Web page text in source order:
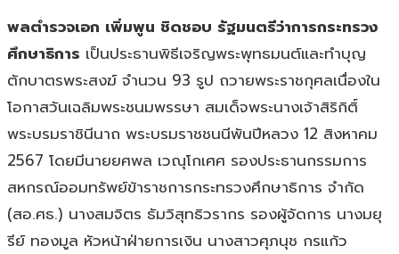
พลตำรวจเอก เพิ่มพูน ชิดชอบ รัฐมนตรีว่าการกระทรวง
ศึกษาธิการ เป็นประธานพิธีเจริญพระพุทธมนต์และทำบุญ
ตักบาตรพระสงฆ์ จำนวน 93 รูป ถวายพระราชกุศลเนื่องใน
โอกาสวันเฉลิมพระชนมพรรษา สมเด็จพระนางเจ้าสิริกิติ์
พระบรมราชินีนาถ พระบรมราชชนนีพันปีหลวง 12 สิงหาคม
2567 โดยมีนายยศพล เวณุโกเศศ รองประธานกรรมการ
สหกรณ์ออมทรัพย์ข้าราชการกระทรวงศึกษาธิการ จำกัด
(สอ.ศธ.) นางสมจิตร ธัมวิสุทธิวรากร รองผู้จัดการ นางมยุ
รีย์ ทองมูล หัวหน้าฝ่ายการเงิน นางสาวศุภนุช กรแก้ว